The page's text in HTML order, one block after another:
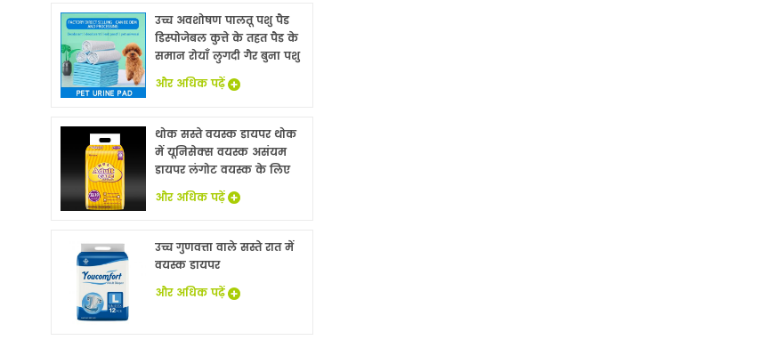
उच्च अवशोषण पालतू पशु पैड
डिस्पोजेबल कुत्ते के तहत पैड के
समान रोयाँ लुगदी गैर बुना पशु
बिस्तर चादरों थोक
और अधिक पढ़ें
थोक सस्ते वयस्क डायपर थोक
में यूनिसेक्स वयस्क असंयम
डायपर लंगोट वयस्क के लिए
नि: शुल्क नमूने
और अधिक पढ़ें
उच्च गुणवत्ता वाले सस्ते रात में
वयस्क डायपर
और अधिक पढ़ें